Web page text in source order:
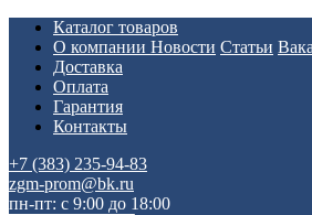
Каталог товаров
О компании Новости Статьи
Доставка
Оплата
Гарантия
Контакты
+7 (383) 235-94-83
zgm-prom@bk.ru
пн-пт: с 9:00 до 18:00